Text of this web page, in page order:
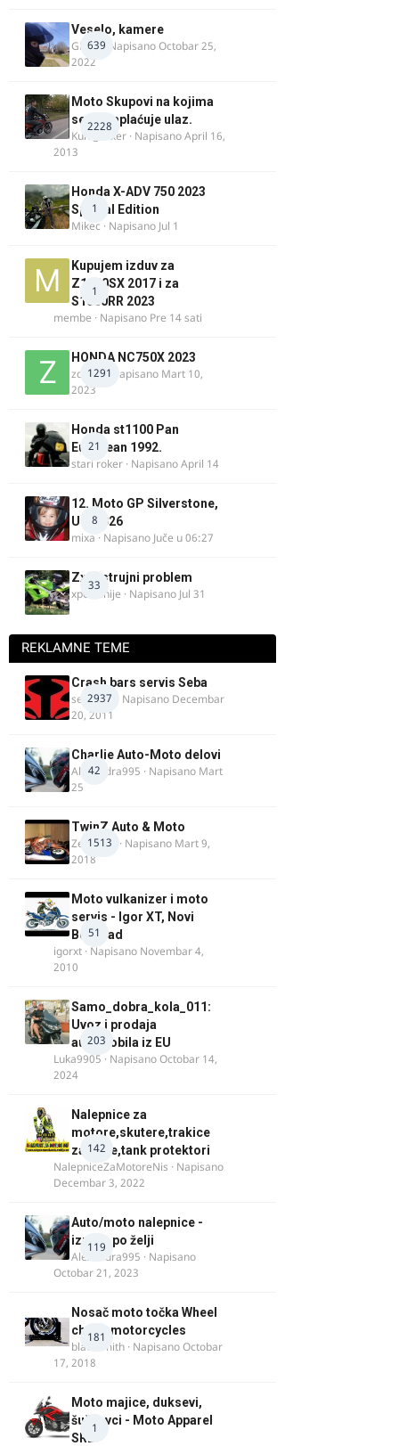
639
Veselo, kamere
GR 46· NapisanoOctobar 25,
2022
2228
Moto Skupovi na kojima
se ne naplaćuje ulaz.
Kum_Mixer · NapisanoApril 16,
2013
1
Honda X-ADV 750 2023
Special Edition
Mikec · Napisano Jul 1
1
Kupujem izduv za
Z1000SX 2017 i za
S1000RR 2023
membe · Napisano Pre 14 sati
1291
HONDA NC750X 2023
zdelija· Napisano Mart 10,
2023
21
Honda st1100 Pan
European 1992.
stari roker · NapisanoApril 14
8
12. Moto GP Silverstone,
UK, 2026
mixa · Napisano Juče u 06:27
33
Zx9r strujni problem
xpetronije · Napisano Jul 31
REKLAMNE TEME
2937
Crash bars servis Seba
seba011 · Napisano Decembar
20, 2011
42
Charlie Auto-Moto delovi
Alexandra995 · Napisano Mart
25
1513
TwinZ Auto & Moto
Zeljkamp · Napisano Mart 9,
2018
51
Moto vulkanizer i moto
servis - Igor XT, Novi
Beograd
igorxt · Napisano Novembar 4,
2010
203
Samo_dobra_kola_011:
Uvoz i prodaja
automobila iz EU
Luka9905 · NapisanoOctobar 14,
2024
142
Nalepnice za
motore,skutere,trakice
za felne,tank protektori
NalepniceZaMotoreNis · Napisano
Decembar 3, 2022
119
Auto/moto nalepnice -
izrada po želji
Alexandra995 · Napisano
Octobar 21, 2023
181
Nosač moto točka Wheel
chock motorcycles
blacksmith · NapisanoOctobar
17, 2018
1
Moto majice, duksevi,
šuškavci - Moto Apparel
SRB